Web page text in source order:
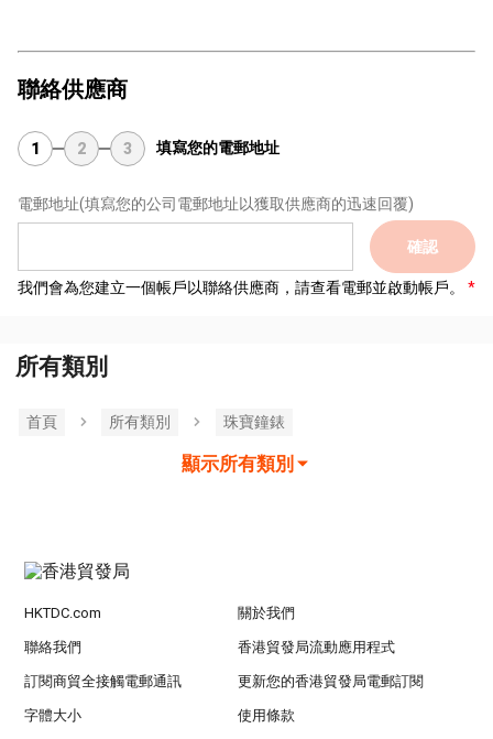
聯絡供應商
1 2 3 填寫您的電郵地址
電郵地址(填寫您的公司電郵地址以獲取供應商的迅速回覆)
確認
我們會為您建立一個帳戶以聯絡供應商，請查看電郵並啟動帳戶。
所有類別
首頁 所有類別 珠寶鐘錶
顯示所有類別
HKTDC.com 關於我們
聯絡我們 香港貿發局流動應用程式
訂閱商貿全接觸電郵通訊 更新您的香港貿發局電郵訂閱
字體大小 使用條款